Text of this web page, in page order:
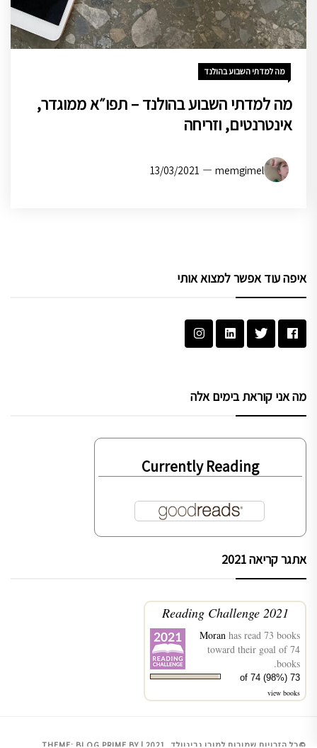
מה למדתי השבוע בהולנד
מה למדתי השבוע בהולנד – תפו״א ממוגדר,
אינטרנטים, וזריחה
memgimel
13/03/2021
איפה עוד אפשר למצוא אותי
מה אני קוראת בימים אלה
Currently Reading
אתגר קריאה 2021
2021 Reading Challenge
Moran has read 73 books
toward their goal of 74
books.
73 of 74 (98%)
view books
©כל הזכויות שמורות למורן גרינוולד, 2021 |
THEME: BLOG PRIME BY